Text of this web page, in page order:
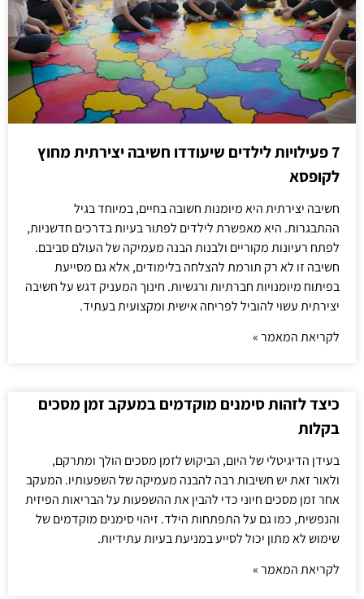
7 פעילויות לילדים שיעודדו חשיבה יצירתית מחוץ
לקופסא
חשיבה יצירתית היא מיומנות חשובה בחיים, במיוחד בגיל
ההתבגרות. היא מאפשרת לילדים לפתור בעיות בדרכים חדשניות,
לפתח רעיונות מקוריים ולבנות הבנה מעמיקה של העולם סביבם.
חשיבה זו לא רק תורמת להצלחה בלימודים, אלא גם מסייעת
בפיתוח מיומנויות חברתיות ורגשיות. חינוך המעניק דגש על חשיבה
יצירתית עשוי להוביל לפריחה אישית ומקצועית בעתיד.
לקריאת המאמר »
כיצד לזהות סימנים מוקדמים במעקב זמן מסכים
בקלות
בעידן הדיגיטלי של היום, הביקוש לזמן מסכים הולך ומתרקם,
ולאור זאת יש חשיבות רבה להבנה מעמיקה של השפעותיו. המעקב
אחר זמן מסכים חיוני כדי להבין את ההשפעות על הבריאות הפיזית
והנפשית, כמו גם על התפתחות הילד. זיהוי סימנים מוקדמים של
שימוש לא מתון יכול לסייע במניעת בעיות עתידיות.
לקריאת המאמר »